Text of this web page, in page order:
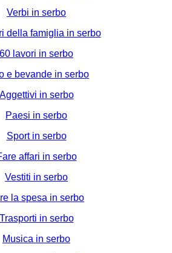
Verbi in serbo
della famiglia in serbo
60 lavori in serbo
e bevande in serbo
Aggettivi in serbo
Paesi in serbo
Sport in serbo
affari in serbo
Vestiti in serbo
la spesa in serbo
Trasporti in serbo
Musica in serbo